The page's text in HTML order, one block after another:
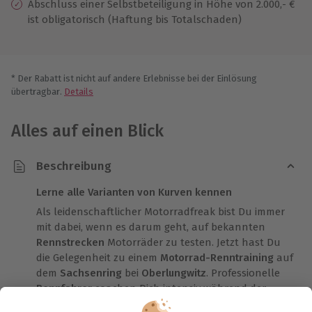
Abschluss einer Selbstbeteiligung in Höhe von 2.000,- €
ist obligatorisch (Haftung bis Totalschaden)
* Der Rabatt ist nicht auf andere Erlebnisse bei der Einlösung
übertragbar. Details
Alles auf einen Blick
Beschreibung
Lerne alle Varianten von Kurven kennen
Als leidenschaftlicher Motorradfreak bist Du immer
mit dabei, wenn es darum geht, auf bekannten
Rennstrecken Motorräder zu testen. Jetzt hast Du
die Gelegenheit zu einem Motorrad-Renntraining auf
dem Sachsenring bei Oberlungwitz. Professionelle
Rennfahrercoachen Dich intensiv während der